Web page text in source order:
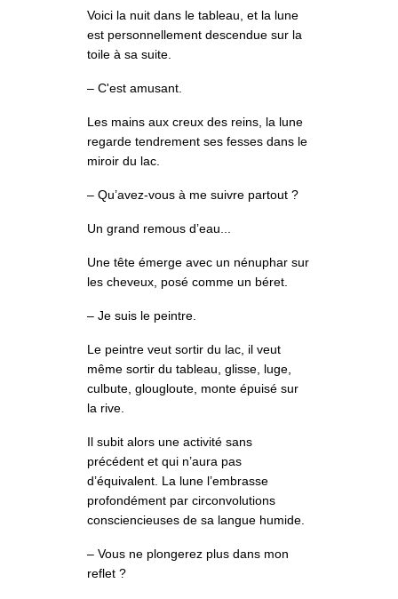
Voici la nuit dans le tableau, et la lune
est personnellement descendue sur la
toile à sa suite.
– C'est amusant.
Les mains aux creux des reins, la lune
regarde tendrement ses fesses dans le
miroir du lac.
– Qu’avez-vous à me suivre partout ?
Un grand remous d’eau...
Une tête émerge avec un nénuphar sur
les cheveux, posé comme un béret.
– Je suis le peintre.
Le peintre veut sortir du lac, il veut
même sortir du tableau, glisse, luge,
culbute, glougloute, monte épuisé sur
la rive.
Il subit alors une activité sans
précédent et qui n’aura pas
d’équivalent. La lune l’embrasse
profondément par circonvolutions
consciencieuses de sa langue humide.
– Vous ne plongerez plus dans mon
reflet ?